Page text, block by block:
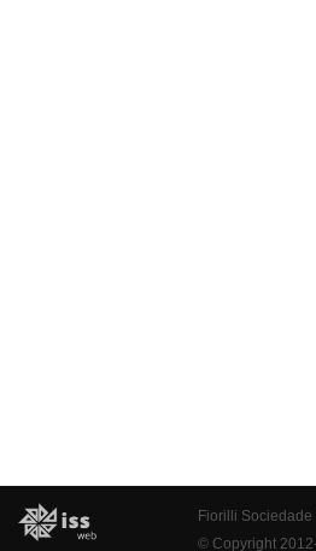
Fiorilli Sociedade
© Copyright